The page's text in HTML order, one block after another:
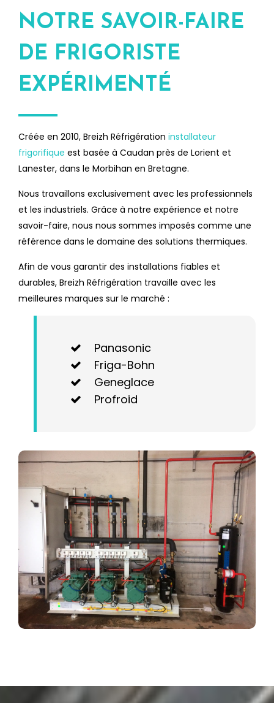
NOTRE SAVOIR-FAIRE
DE FRIGORISTE
EXPÉRIMENTÉ
Créée en 2010, Breizh Réfrigération installateur
frigorifique est basée à Caudan près de Lorient et
Lanester, dans le Morbihan en Bretagne.
Nous travaillons exclusivement avec les professionnels
et les industriels. Grâce à notre expérience et notre
savoir-faire, nous nous sommes imposés comme une
référence dans le domaine des solutions thermiques.
Afin de vous garantir des installations fiables et
durables, Breizh Réfrigération travaille avec les
meilleures marques sur le marché :
Panasonic
Friga-Bohn
Geneglace
Profroid